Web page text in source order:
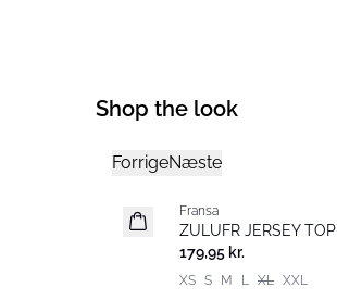
Shop the look
ForrigeNæste
Basic
Fransa
ZULUFR JERSEY TOP
179,95 kr.
XS S M L XL XXL